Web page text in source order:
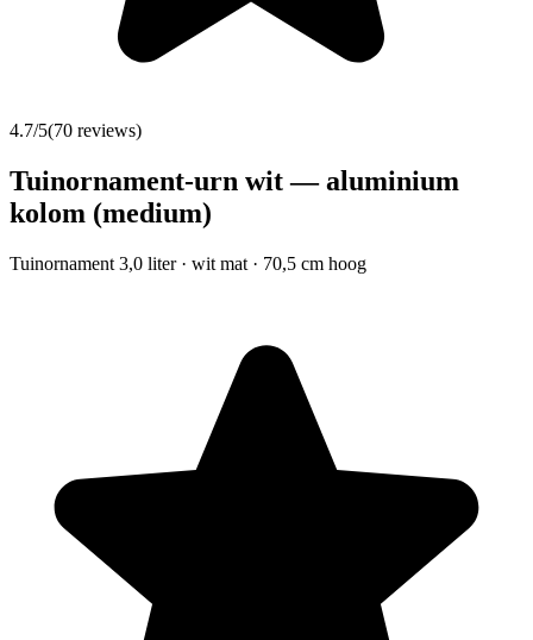
4.7/5(70 reviews)
Tuinornament-urn wit — aluminium
kolom (medium)
Tuinornament 3,0 liter · wit mat · 70,5 cm hoog